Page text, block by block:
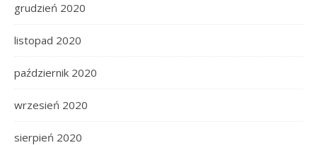
grudzień 2020
listopad 2020
październik 2020
wrzesień 2020
sierpień 2020